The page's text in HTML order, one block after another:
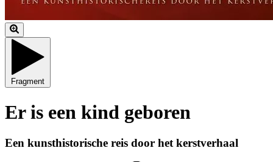
Fragment
Er is een kind geboren
Een kunsthistorische reis door het kerstverhaal